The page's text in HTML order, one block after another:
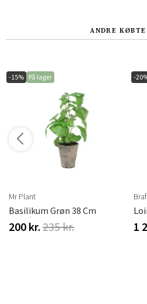
ANDRE KØBTE
-15% På lager
Mr Plant
Basilikum Grøn 38 Cm
200 kr.235 kr.
-
1